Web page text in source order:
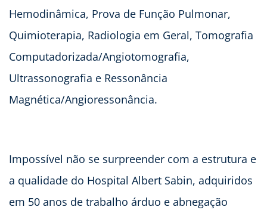
Hemodinâmica, Prova de Função Pulmonar,
Quimioterapia, Radiologia em Geral, Tomografia
Computadorizada/Angiotomografia,
Ultrassonografia e Ressonância
Magnética/Angioressonância.
Impossível não se surpreender com a estrutura e
a qualidade do Hospital Albert Sabin, adquiridos
em 50 anos de trabalho árduo e abnegação